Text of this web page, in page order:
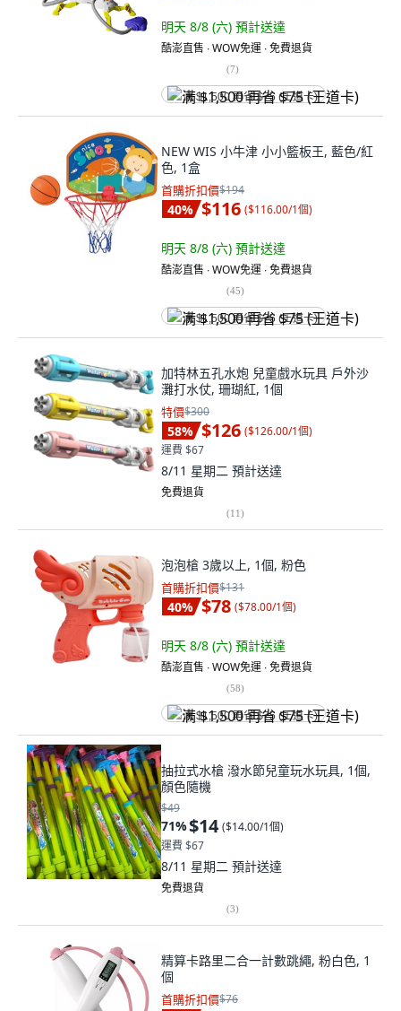
明天 8/8 (六) 預計送達
酷澎直售 ∙ WOW免運 ∙ 免費退貨
(7)
满 $1,500 再省 $75 (王道卡)
NEW WIS 小牛津 小小籃板王, 藍色/紅
色, 1盒
首購折扣價$194
40% $116 ($116.00/1個)
明天 8/8 (六) 預計送達
酷澎直售 ∙ WOW免運 ∙ 免費退貨
(45)
满 $1,500 再省 $75 (王道卡)
加特林五孔水炮 兒童戲水玩具 戶外沙
灘打水仗, 珊瑚紅, 1個
特價$300
58% $126 ($126.00/1個)
運費 $67
8/11 星期二 預計送達
免費退貨
(11)
泡泡槍 3歲以上, 1個, 粉色
首購折扣價$131
40% $78 ($78.00/1個)
明天 8/8 (六) 預計送達
酷澎直售 ∙ WOW免運 ∙ 免費退貨
(58)
满 $1,500 再省 $75 (王道卡)
抽拉式水槍 潑水節兒童玩水玩具, 1個,
顏色隨機
$49
71%$14 ($14.00/1個)
運費 $67
8/11 星期二 預計送達
免費退貨
(3)
精算卡路里二合一計數跳繩, 粉白色, 1
個
首購折扣價$76